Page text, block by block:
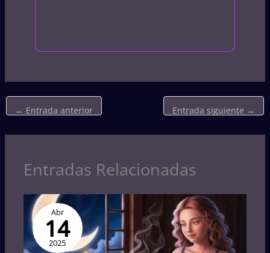
← Entrada anterior Entrada siguiente →
Entradas Relacionadas
Abr
14
2025